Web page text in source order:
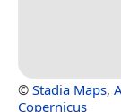
© Stadia Maps,
Copernicus